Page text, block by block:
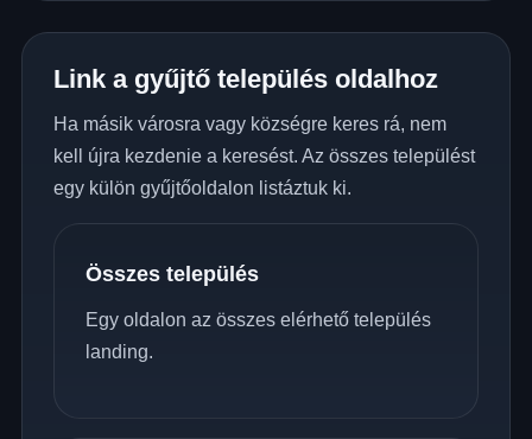
Link a gyűjtő település oldalhoz
Ha másik városra vagy községre keres rá, nem
kell újra kezdenie a keresést. Az összes települést
egy külön gyűjtőoldalon listáztuk ki.
Összes település
Egy oldalon az összes elérhető település
landing.